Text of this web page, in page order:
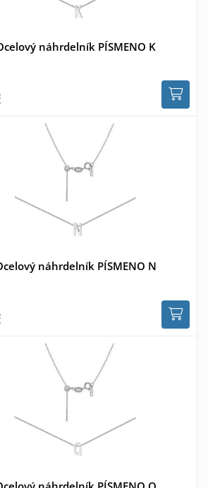
náhrdelník PÍSMENO K
náhrdelník PÍSMENO N